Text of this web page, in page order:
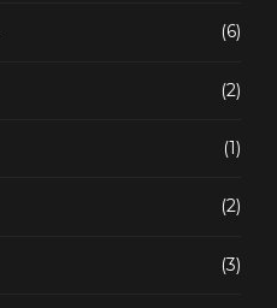
(6)
(2)
(1)
(2)
(3)